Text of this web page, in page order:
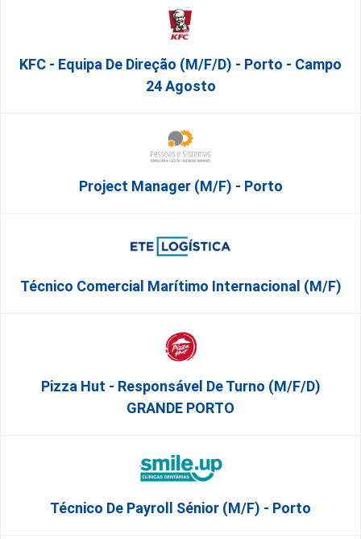
KFC - Equipa De Direção (m/f/d) - Porto - Campo
24 Agosto
Project Manager (m/f) - Porto
Técnico Comercial Marítimo Internacional (m/f)
Pizza Hut - Responsável De Turno (m/f/d)
GRANDE PORTO
Técnico De Payroll Sénior (M/F) - Porto